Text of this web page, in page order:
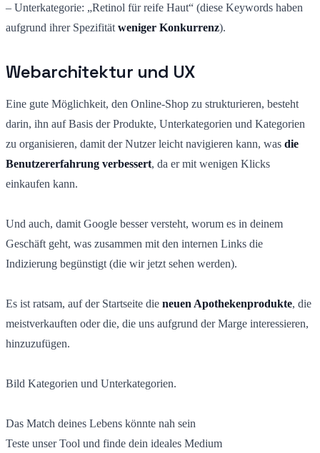
– Unterkategorie: „Retinol für reife Haut“ (diese Keywords haben
aufgrund ihrer Spezifität weniger Konkurrenz).
Webarchitektur und UX
Eine gute Möglichkeit, den Online-Shop zu strukturieren, besteht
darin, ihn auf Basis der Produkte, Unterkategorien und Kategorien
zu organisieren, damit der Nutzer leicht navigieren kann, was die
Benutzererfahrung verbessert, da er mit wenigen Klicks
einkaufen kann.
Und auch, damit Google besser versteht, worum es in deinem
Geschäft geht, was zusammen mit den internen Links die
Indizierung begünstigt (die wir jetzt sehen werden).
Es ist ratsam, auf der Startseite die neuen Apothekenprodukte, die
meistverkauften oder die, die uns aufgrund der Marge interessieren,
hinzuzufügen.
Bild Kategorien und Unterkategorien.
Das Match deines Lebens könnte nah sein
Teste unser Tool und finde dein ideales Medium